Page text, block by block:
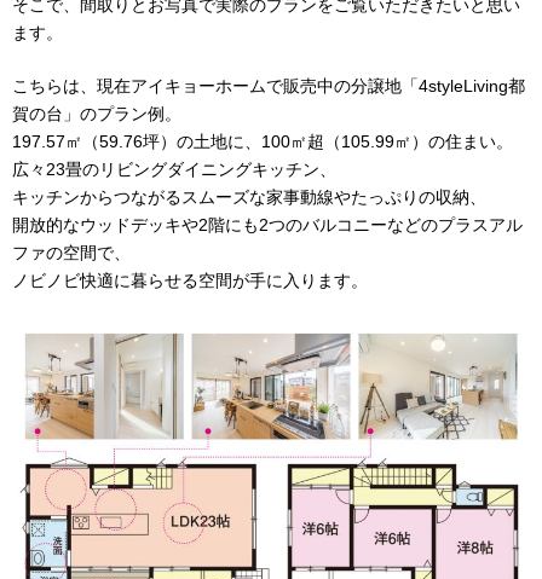
そこで、間取りとお写真で実際のプランをご覧いただきたいと思い
ます。
こちらは、現在アイキョーホームで販売中の分譲地「4styleLiving都
賀の台」のプラン例。
197.57㎡（59.76坪）の土地に、100㎡超（105.99㎡）の住まい。
広々23畳のリビングダイニングキッチン、
キッチンからつながるスムーズな家事動線やたっぷりの収納、
開放的なウッドデッキや2階にも2つのバルコニーなどのプラスアル
ファの空間で、
ノビノビ快適に暮らせる空間が手に入ります。